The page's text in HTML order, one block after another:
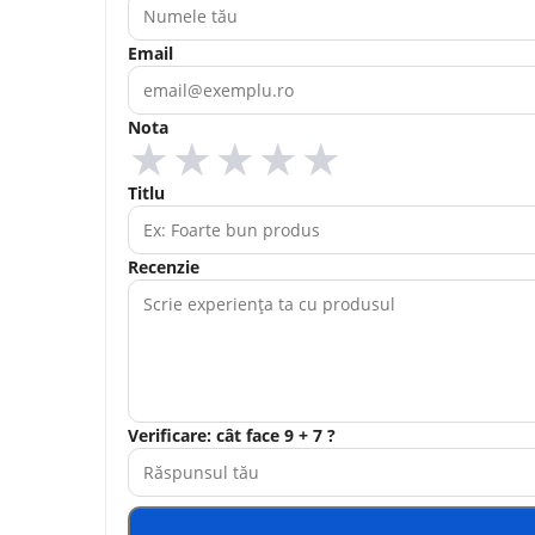
Email
Nota
★
★
★
★
★
Titlu
Recenzie
Verificare: cât face 9 + 7 ?